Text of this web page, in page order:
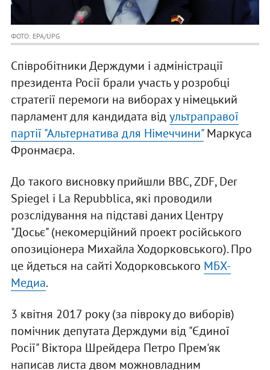
ФОТО: EPA/UPG
Співробітники Держдуми і адміністрації
президента Росії брали участь у розробці
стратегії перемоги на виборах у німецький
парламент для кандидата відультраправої
партії "Альтернатива для Німеччини"Маркуса
Фронмаєра.
До такого висновку прийшли BBC, ZDF, Der
Spiegel і La Repubblica, які проводили
розслідування на підставі даних Центру
"Досьє" (некомерційний проект російського
опозиціонера Михайла Ходорковського). Про
це йдеться на сайті Ходорковського МБХ-
Медиа.
3 квітня 2017 року (за півроку до виборів)
помічник депутата Держдуми від "Єдиної
Росії" Віктора Шрейдера Петро Прем'як
написав листа двом можновладним